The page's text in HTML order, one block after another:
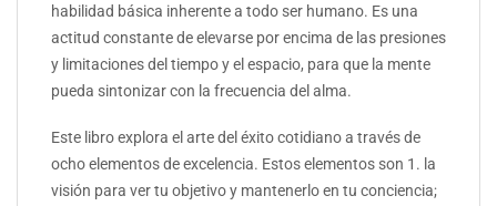
habilidad básica inherente a todo ser humano. Es una
actitud constante de elevarse por encima de las presiones
y limitaciones del tiempo y el espacio, para que la mente
pueda sintonizar con la frecuencia del alma.
Este libro explora el arte del éxito cotidiano a través de
ocho elementos de excelencia. Estos elementos son 1. la
visión para ver tu objetivo y mantenerlo en tu conciencia;